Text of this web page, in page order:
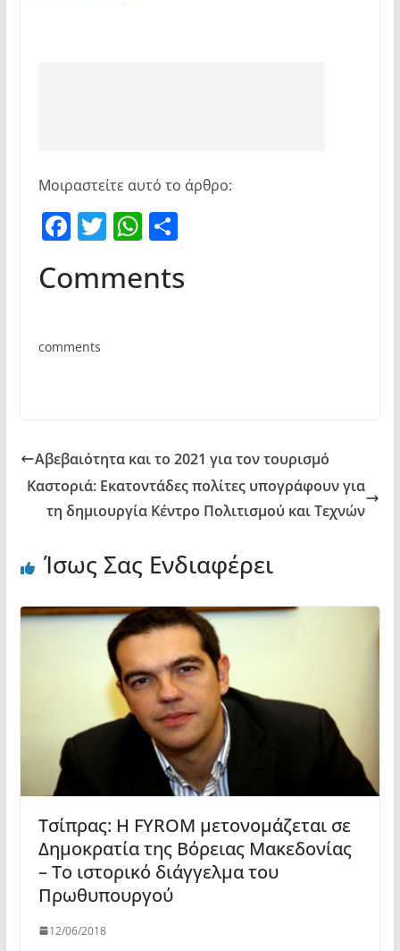
Μοιραστείτε αυτό το άρθρο:
F
c
b
T
itt
W
at
Μ
ρ
Comments
comments
Αβεβαιότητα και το 2021 για τον τουρισμό
Καστοριά: Εκατοντάδες πολίτες υπογράφουν για
τη δημιουργία Κέντρο Πολιτισμού και Τεχνών
Ίσως Σας Ενδιαφέρει
Τσίπρας: Η FYROM μετονομάζεται σε
Δημοκρατία της Βόρειας Μακεδονίας
– Το ιστορικό διάγγελμα του
Πρωθυπουργού
12/06/2018